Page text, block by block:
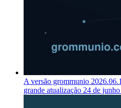
A versão grommunio
grande atualização 24 de